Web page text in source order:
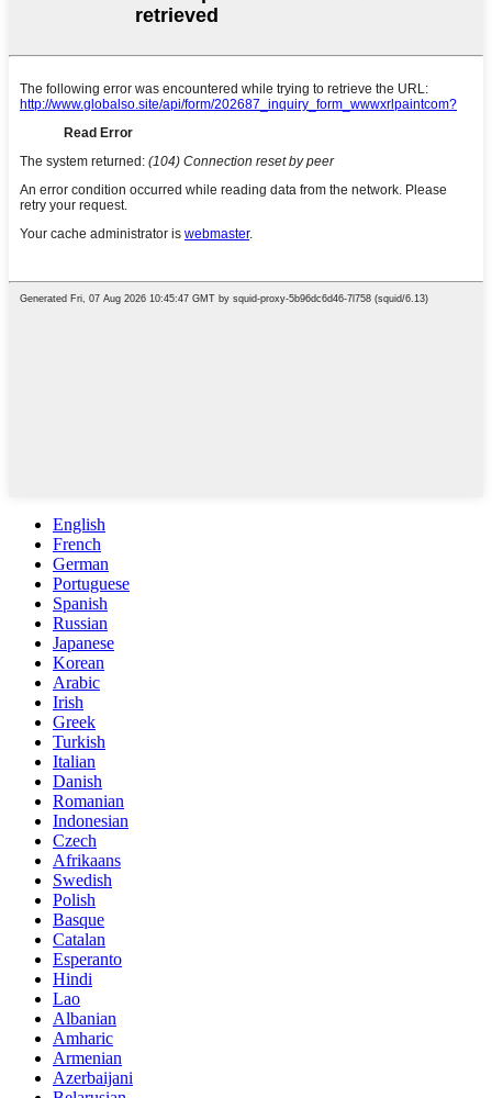
English
French
German
Portuguese
Spanish
Russian
Japanese
Korean
Arabic
Irish
Greek
Turkish
Italian
Danish
Romanian
Indonesian
Czech
Afrikaans
Swedish
Polish
Basque
Catalan
Esperanto
Hindi
Lao
Albanian
Amharic
Armenian
Azerbaijani